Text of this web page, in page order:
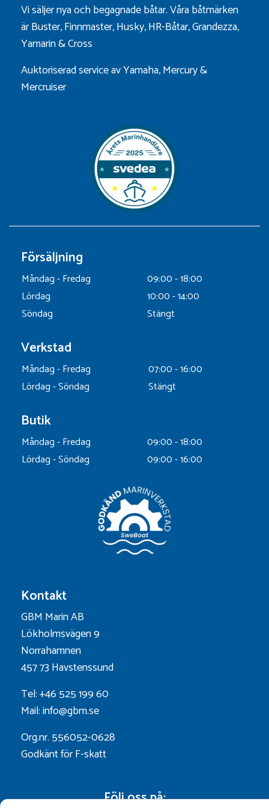
Vi säljer nya och begagnade båtar. Våra båtmärken
ärBuster,Finnmaster,Husky,HR-Båtar,Grandezza,
Yamarin&Cross
Auktoriserad service av Yamaha, Mercury &
Mercruiser
Försäljning
Måndag - Fredag
09:00 - 18:00
Lördag
10:00 - 14:00
Söndag
Stängt
Verkstad
Måndag - Fredag
07:00 - 16:00
Lördag - Söndag
Stängt
Butik
Måndag - Fredag
09:00 - 18:00
Lördag - Söndag
09:00 - 16:00
Kontakt
GBM Marin AB
Lökholmsvägen 9
Norrahamnen
457 73 Havstenssund
Tel: +46 525 199 60
Mail: info@gbm.se
Org.nr. 556052-0628
Godkänt för F-skatt
Följ oss på: